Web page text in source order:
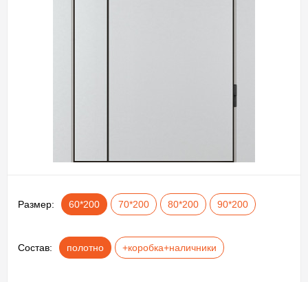
Размер: 60*200 70*200 80*200 90*200
Состав: полотно +коробка+наличники